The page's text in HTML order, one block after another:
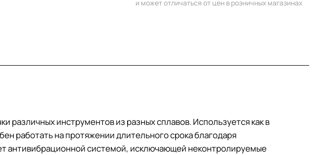
и может отличаться от цен в розничных магазинах
различных инструментов из разных сплавов. Используется как в
работать на протяжении длительного срока благодаря
антивибрационной системой, исключающей неконтролируемые